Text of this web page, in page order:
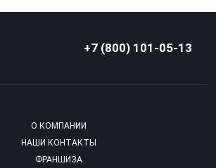
+7 (800) 101-05-13
О КОМПАНИИ
НАШИ КОНТАКТЫ
ФРАНШИЗА